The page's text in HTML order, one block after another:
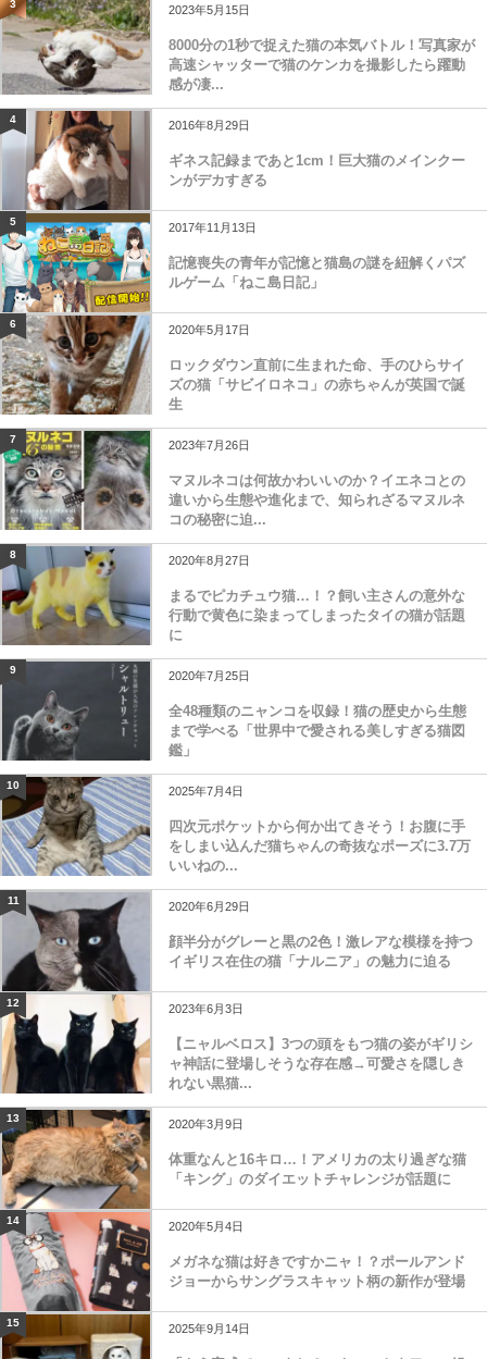
3 2023年5月15日
8000分の1秒で捉えた猫の本気バトル！写真家が
高速シャッターで猫のケンカを撮影したら躍動
感が凄...
4 2016年8月29日
ギネス記録まであと1cm！巨大猫のメインクー
ンがデカすぎる
5 2017年11月13日
記憶喪失の青年が記憶と猫島の謎を紐解くパズ
ルゲーム「ねこ島日記」
6 2020年5月17日
ロックダウン直前に生まれた命、手のひらサイ
ズの猫「サビイロネコ」の赤ちゃんが英国で誕
生
7 2023年7月26日
マヌルネコは何故かわいいのか？イエネコとの
違いから生態や進化まで、知られざるマヌルネ
コの秘密に迫...
8 2020年8月27日
まるでピカチュウ猫…！？飼い主さんの意外な
行動で黄色に染まってしまったタイの猫が話題
に
9 2020年7月25日
全48種類のニャンコを収録！猫の歴史から生態
まで学べる「世界中で愛される美しすぎる猫図
鑑」
10 2025年7月4日
四次元ポケットから何か出てきそう！お腹に手
をしまい込んだ猫ちゃんの奇抜なポーズに3.7万
いいねの...
11 2020年6月29日
顔半分がグレーと黒の2色！激レアな模様を持つ
イギリス在住の猫「ナルニア」の魅力に迫る
12 2023年6月3日
【ニャルベロス】3つの頭をもつ猫の姿がギリシ
ャ神話に登場しそうな存在感→可愛さを隠しき
れない黒猫...
13 2020年3月9日
体重なんと16キロ…！アメリカの太り過ぎな猫
「キング」のダイエットチャレンジが話題に
14 2020年5月4日
メガネな猫は好きですかニャ！？ポールアンド
ジョーからサングラスキャット柄の新作が登場
15 2025年9月14日